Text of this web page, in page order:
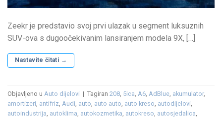
Zeekr je predstavio svoj prvi ulazak u segment luksuznih
SUV-ova s ​​dugoočekivanim lansiranjem modela 9X, […]
Nastavite čitati →
Objavljeno u Auto dijelovi | Tagiran 208, 5ica, A6, AdBlue, akumulator,
amortizeri, antifriz, Audi, auto, auto auto, auto kreso, autodijelovi,
autoindustrija, autoklima, autokozmetika, autokreso, autosjedalica,